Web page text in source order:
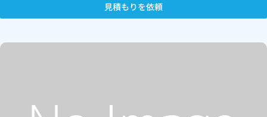
見積もりを依頼